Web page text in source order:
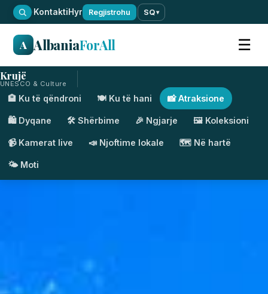
·KontaktiHyr Regjistrohu SQ▾
A AlbaniaForAll ☰
Krujë
UNESCO & Culture
🏨 Ku të qëndroni 🍽️ Ku të hani 📸 Atraksione
🛍️ Dyqane 🛠️ Shërbime 🎉 Ngjarje 🖼️ Koleksioni
📹 Kamerat live 📣 Njoftime lokale 🗺️ Në hartë
🌤️ Moti